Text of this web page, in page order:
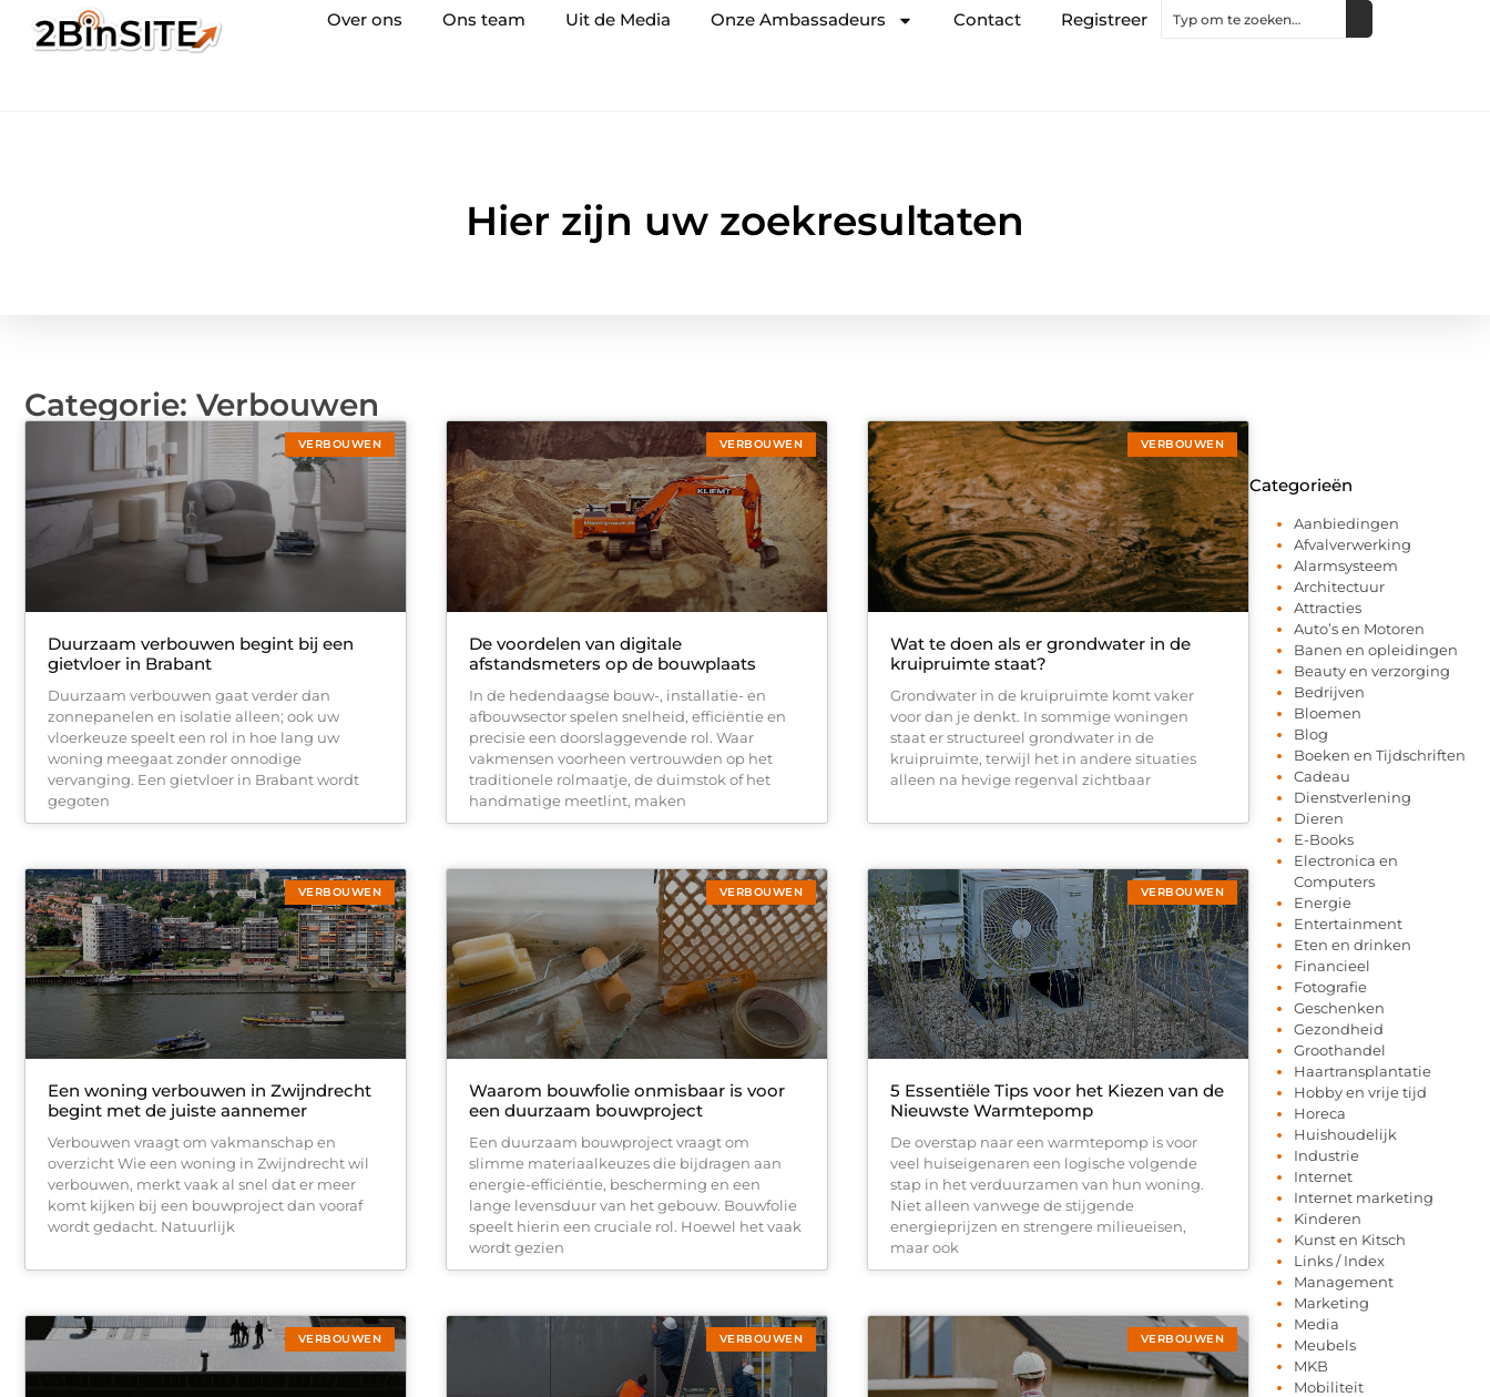
Over ons Ons team Uit de Media Onze Ambassadeurs Contact Registreer
Hier zijn uw zoekresultaten
Categorie: Verbouwen
VERBOUWEN
Duurzaam verbouwen begint bij een
gietvloer in Brabant
Duurzaam verbouwen gaat verder dan
zonnepanelen en isolatie alleen; ook uw
vloerkeuze speelt een rol in hoe lang uw
woning meegaat zonder onnodige
vervanging. Een gietvloer in Brabant wordt
gegoten
VERBOUWEN
De voordelen van digitale
afstandsmeters op de bouwplaats
In de hedendaagse bouw-, installatie- en
afbouwsector spelen snelheid, efficiëntie en
precisie een doorslaggevende rol. Waar
vakmensen voorheen vertrouwden op het
traditionele rolmaatje, de duimstok of het
handmatige meetlint, maken
VERBOUWEN
Wat te doen als er grondwater in de
kruipruimte staat?
Grondwater in de kruipruimte komt vaker
voor dan je denkt. In sommige woningen
staat er structureel grondwater in de
kruipruimte, terwijl het in andere situaties
alleen na hevige regenval zichtbaar
VERBOUWEN
Een woning verbouwen in Zwijndrecht
begint met de juiste aannemer
Verbouwen vraagt om vakmanschap en
overzicht Wie een woning in Zwijndrecht wil
verbouwen, merkt vaak al snel dat er meer
komt kijken bij een bouwproject dan vooraf
wordt gedacht. Natuurlijk
VERBOUWEN
Waarom bouwfolie onmisbaar is voor
een duurzaam bouwproject
Een duurzaam bouwproject vraagt om
slimme materiaalkeuzes die bijdragen aan
energie-efficiëntie, bescherming en een
lange levensduur van het gebouw. Bouwfolie
speelt hierin een cruciale rol. Hoewel het vaak
wordt gezien
VERBOUWEN
5 Essentiële Tips voor het Kiezen van de
Nieuwste Warmtepomp
De overstap naar een warmtepomp is voor
veel huiseigenaren een logische volgende
stap in het verduurzamen van hun woning.
Niet alleen vanwege de stijgende
energieprijzen en strengere milieueisen,
maar ook
VERBOUWEN VERBOUWEN VERBOUWEN
Categorieën
Aanbiedingen
Afvalverwerking
Alarmsysteem
Architectuur
Attracties
Auto’s en Motoren
Banen en opleidingen
Beauty en verzorging
Bedrijven
Bloemen
Blog
Boeken en Tijdschriften
Cadeau
Dienstverlening
Dieren
E-Books
Electronica en
Computers
Energie
Entertainment
Eten en drinken
Financieel
Fotografie
Geschenken
Gezondheid
Groothandel
Haartransplantatie
Hobby en vrije tijd
Horeca
Huishoudelijk
Industrie
Internet
Internet marketing
Kinderen
Kunst en Kitsch
Links / Index
Management
Marketing
Media
Meubels
MKB
Mobiliteit